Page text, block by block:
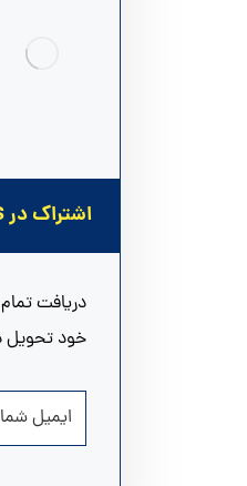
اشتراک در RSS ها
دریافت
خود تحویل